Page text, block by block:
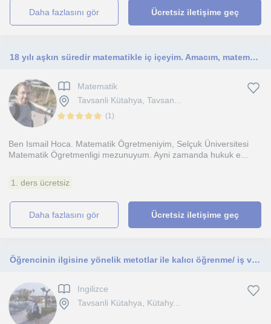
daha fazlasını gör Ücretsiz iletişime geç
18 yılı aşkın süredir matematikle iç içeyim. Amacım, matematiği korkulan bir ders olmaktan çıkarmak
Matematik
Tavsanli Kütahya, Tavsan...
(1)
Ben Ismail Hoca. Matematik Ögretmeniyim, Selçuk Üniversitesi
Matematik Ögretmenligi mezunuyum. Ayni zamanda hukuk e...
1. ders ücretsiz
daha fazlasını gör Ücretsiz iletişime geç
Öğrencinin ilgisine yönelik metotlar ile kalıcı öğrenme/ iş ve mesleki İngilizce / Proficiency sınavları için Essay yazma dersleri
Ingilizce
Tavsanli Kütahya, Kütahy...